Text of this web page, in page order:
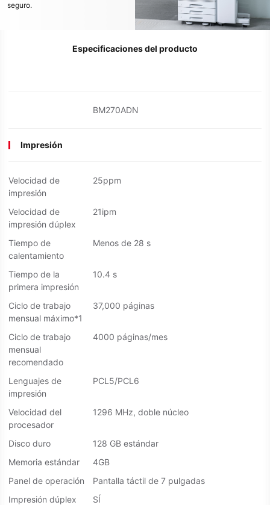
seguro.
Especificaciones del producto
BM270ADN
Impresión
Velocidad de
impresión
25ppm
Velocidad de
impresión dúplex
21ipm
Tiempo de
calentamiento
Menos de 28 s
Tiempo de la
primera impresión
10.4 s
Ciclo de trabajo
mensual máximo*1
37,000 páginas
Ciclo de trabajo
mensual
recomendado
4000 páginas/mes
Lenguajes de
impresión
PCL5/PCL6
Velocidad del
procesador
1296 MHz, doble núcleo
Disco duro
128 GB estándar
Memoria estándar
4GB
Panel de operación
Pantalla táctil de 7 pulgadas
Impresión dúplex
SÍ